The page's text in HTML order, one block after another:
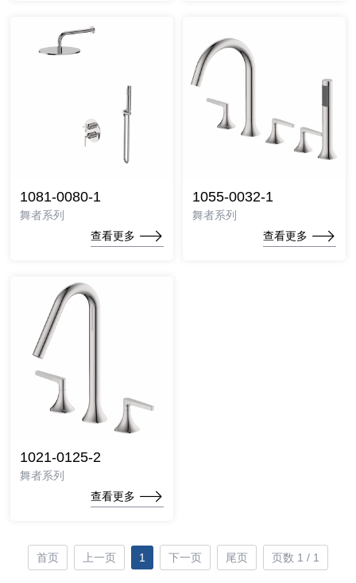
1081-0080-1
舞者系列
查看更多
1055-0032-1
舞者系列
查看更多
1021-0125-2
舞者系列
查看更多
首页 上一页 1 下一页 尾页 页数 1 / 1